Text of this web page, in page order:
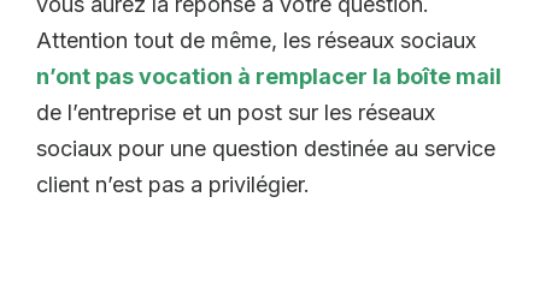
Attention tout de même, les réseaux sociaux
n’ont pas vocation à remplacer la boîte mail
de l’entreprise et un post sur les réseaux
sociaux pour une question destinée au service
client n’est pas a privilégier.